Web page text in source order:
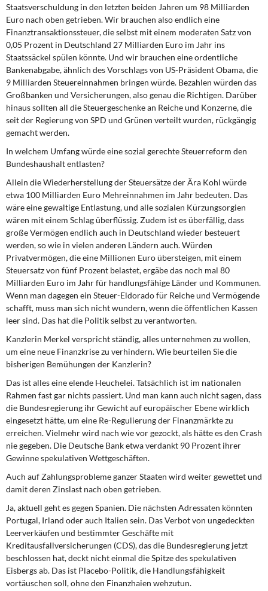
Kontakt
Staatsverschuldung in den letzten beiden Jahren um 98 Milliarden
Euro nach oben getrieben. Wir brauchen also endlich eine
Finanztransaktionssteuer, die selbst mit einem moderaten Satz von
0,05 Prozent in Deutschland 27 Milliarden Euro im Jahr ins
Staatssäckel spülen könnte. Und wir brauchen eine ordentliche
Bankenabgabe, ähnlich des Vorschlags von US-Präsident Obama, die
9 Milliarden Steuereinnahmen bringen würde. Bezahlen würden das
Großbanken und Versicherungen, also genau die Richtigen. Darüber
hinaus sollten all die Steuergeschenke an Reiche und Konzerne, die
seit der Regierung von SPD und Grünen verteilt wurden, rückgängig
gemacht werden.
In welchem Umfang würde eine sozial gerechte Steuerreform den
Bundeshaushalt entlasten?
Allein die Wiederherstellung der Steuersätze der Ära Kohl würde
etwa 100 Milliarden Euro Mehreinnahmen im Jahr bedeuten. Das
wäre eine gewaltige Entlastung, und alle sozialen Kürzungsorgien
wären mit einem Schlag überflüssig. Zudem ist es überfällig, dass
große Vermögen endlich auch in Deutschland wieder besteuert
werden, so wie in vielen anderen Ländern auch. Würden
Privatvermögen, die eine Millionen Euro übersteigen, mit einem
Steuersatz von fünf Prozent belastet, ergäbe das noch mal 80
Milliarden Euro im Jahr für handlungsfähige Länder und Kommunen.
Wenn man dagegen ein Steuer-Eldorado für Reiche und Vermögende
schafft, muss man sich nicht wundern, wenn die öffentlichen Kassen
leer sind. Das hat die Politik selbst zu verantworten.
Kanzlerin Merkel verspricht ständig, alles unternehmen zu wollen,
um eine neue Finanzkrise zu verhindern. Wie beurteilen Sie die
bisherigen Bemühungen der Kanzlerin?
Das ist alles eine elende Heuchelei. Tatsächlich ist im nationalen
Rahmen fast gar nichts passiert. Und man kann auch nicht sagen, dass
die Bundesregierung ihr Gewicht auf europäischer Ebene wirklich
eingesetzt hätte, um eine Re-Regulierung der Finanzmärkte zu
erreichen. Vielmehr wird nach wie vor gezockt, als hätte es den Crash
nie gegeben. Die Deutsche Bank etwa verdankt 90 Prozent ihrer
Gewinne spekulativen Wettgeschäften.
Auch auf Zahlungsprobleme ganzer Staaten wird weiter gewettet und
damit deren Zinslast nach oben getrieben.
Ja, aktuell geht es gegen Spanien. Die nächsten Adressaten könnten
Portugal, Irland oder auch Italien sein. Das Verbot von ungedeckten
Leerverkäufen und bestimmter Geschäfte mit
Kreditausfallversicherungen (CDS), das die Bundesregierung jetzt
beschlossen hat, deckt nicht einmal die Spitze des spekulativen
Eisbergs ab. Das ist Placebo-Politik, die Handlungsfähigkeit
vortäuschen soll, ohne den Finanzhaien wehzutun.